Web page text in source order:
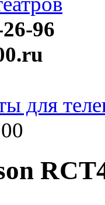
96
для